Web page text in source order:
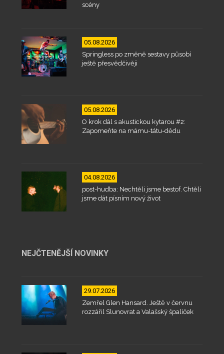
scény
05.08.2026
Springless po změně sestavy působí
ještě přesvědčivěji
05.08.2026
O krok dál s akustickou kytarou #2:
Zapomeňte na mámu-tátu-dědu
04.08.2026
post-hudba: Nechtěli jsme bestof. Chtěli
jsme dát písním nový život
NEJČTENĚJŠÍ NOVINKY
29.07.2026
Zemřel Glen Hansard. Ještě v červnu
rozzářil Slunovrat a Valašský špalíček